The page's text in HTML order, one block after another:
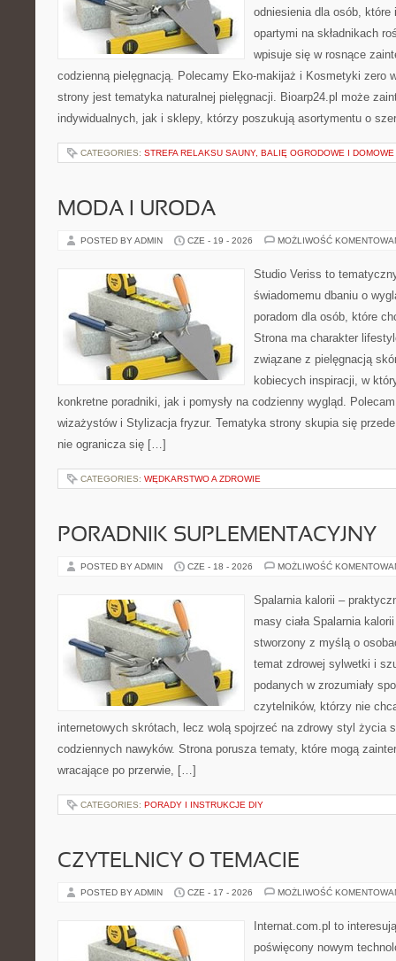
odniesienia dla osób,
opartymi na składnikach
wpisuje się w rosnące
codzienną pielęgnacją. Polecamy Eko-makijaż i Kosmetyki zero
strony jest tematyka naturalnej pielęgnacji. Bioarp24.pl może
indywidualnych, jak i sklepy, którzy poszukują asortymentu o
CATEGORIES: STREFA RELAKSU SAUNY, BALIĘ OGRODOWE I DOMOWE
MODA I URODA
POSTED BY ADMIN CZE - 19 - 2026 MOŻLIWOŚĆ
Studio Veriss to
świadomemu dbaniu o
poradom dla osób, które
Strona ma charakter
związane z pielęgnacją
kobiecych inspiracji, w
konkretne poradniki, jak i pomysły na codzienny wygląd.
wizażystów i Stylizacja fryzur. Tematyka strony skupia się
nie ogranicza się […]
CATEGORIES: WĘDKARSTWO A ZDROWIE
PORADNIK SUPLEMENTACYJNY
POSTED BY ADMIN CZE - 18 - 2026 MOŻLIWOŚĆ
Spalarnia kalorii –
masy ciała Spalarnia
stworzony z myślą o
temat zdrowej sylwetki i
podanych w zrozumiały
czytelników, którzy nie
internetowych skrótach, lecz wolą spojrzeć na zdrowy styl życia
codziennych nawyków. Strona porusza tematy, które mogą
wracające po przerwie, […]
CATEGORIES: PORADY I INSTRUKCJE DIY
CZYTELNICY O TEMACIE
POSTED BY ADMIN CZE - 17 - 2026 MOŻLIWOŚĆ
Internat.com.pl to
poświęcony nowym